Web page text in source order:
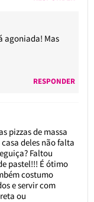
agoniada! Mas
RESPONDER
pizzas de massa
deles não falta
Faltou
pastel!!! É ótimo
costumo
e servir com
ou